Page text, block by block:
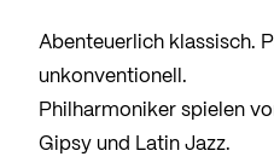
Abenteuerlich klassisch.
unkonventionell.
Philharmoniker spielen
Gipsy und Latin Jazz.